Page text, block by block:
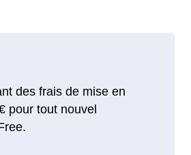
des frais de mise en
pour tout nouvel